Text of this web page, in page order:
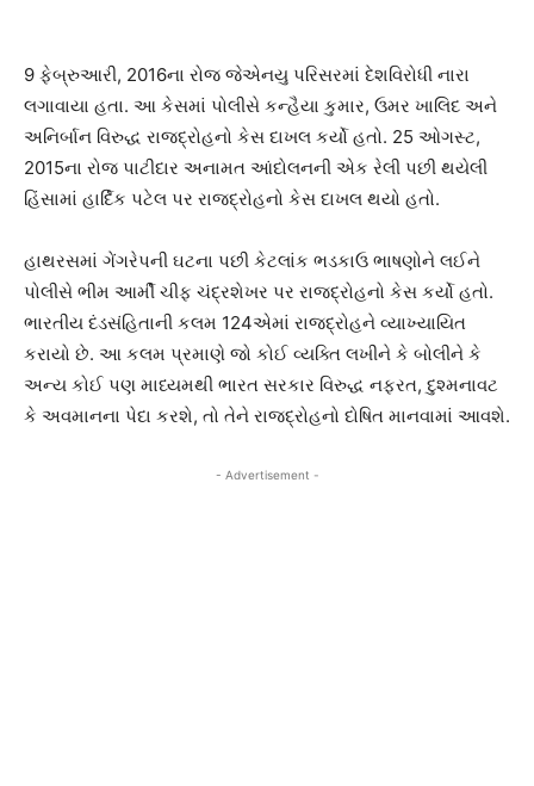
9 ફેબ્રુઆરી, 2016ના રોજ જેએનયુ પરિસરમાં દેશવિરોધી નારા
લગાવાયા હતા. આ કેસમાં પોલીસે કન્હૈયા કુમાર, ઉમર ખાલિદ અને
અનિર્બાન વિરુદ્ધ રાજદ્રોહનો કેસ દાખલ કર્યો હતો. 25 ઓગસ્ટ,
2015ના રોજ પાટીદાર અનામત આંદોલનની એક રેલી પછી થયેલી
હિંસામાં હાર્દિક પટેલ પર રાજદ્રોહનો કેસ દાખલ થયો હતો.
હાથરસમાં ગેંગરેપની ઘટના પછી કેટલાંક ભડકાઉ ભાષણોને લઈને
પોલીસે ભીમ આર્મી ચીફ ચંદ્રશેખર પર રાજદ્રોહનો કેસ કર્યો હતો.
ભારતીય દંડસંહિતાની કલમ 124એમાં રાજદ્રોહને વ્યાખ્યાયિત
કરાયો છે. આ કલમ પ્રમાણે જો કોઈ વ્યક્તિ લખીને કે બોલીને કે
અન્ય કોઈ પણ માધ્યમથી ભારત સરકાર વિરુદ્ધ નફરત, દુશ્મનાવટ
કે અવમાનના પેદા કરશે, તો તેને રાજદ્રોહનો દોષિત માનવામાં આવશે.
- Advertisement -